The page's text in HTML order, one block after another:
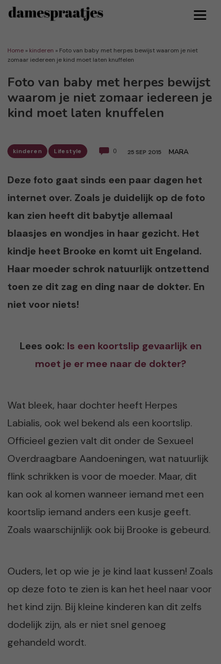
Home » kinderen » Foto van baby met herpes bewijst waarom je niet
zomaar iedereen je kind moet laten knuffelen
Foto van baby met herpes bewijst
waarom je niet zomaar iedereen je
kind moet laten knuffelen
kinderen Lifestyle 0 25 SEP 2015 MARA
Deze foto gaat sinds een paar dagen het
internet over. Zoals je duidelijk op de foto
kan zien heeft dit babytje allemaal
blaasjes en wondjes in haar gezicht. Het
kindje heet Brooke en komt uit Engeland.
Haar moeder schrok natuurlijk ontzettend
toen ze dit zag en ding naar de dokter. En
niet voor niets!
Lees ook: Is een koortslip gevaarlijk en
moet je er mee naar de dokter?
Wat bleek, haar dochter heeft Herpes
Labialis, ook wel bekend als een koortslip.
Officieel gezien valt dit onder de Sexueel
Overdraagbare Aandoeningen, wat natuurlijk
flink schrikken is voor de moeder. Maar, dit
kan ook al komen wanneer iemand met een
koortslip iemand anders een kusje geeft.
Zoals waarschijnlijk ook bij Brooke is gebeurd.
Ouders, let op wie je je kind laat kussen! Zoals
op deze foto te zien is kan het heel naar voor
het kind zijn. Bij kleine kinderen kan dit zelfs
dodelijk zijn, als er niet snel genoeg
gehandeld wordt.